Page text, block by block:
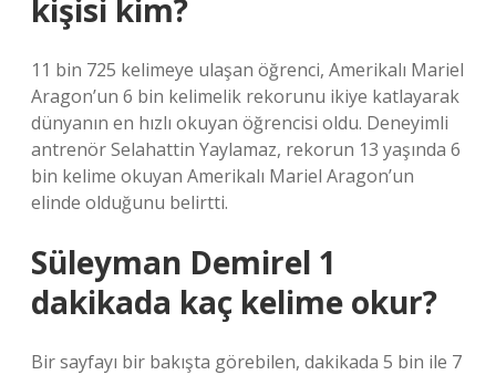
kişisi kim?
11 bin 725 kelimeye ulaşan öğrenci, Amerikalı Mariel
Aragon’un 6 bin kelimelik rekorunu ikiye katlayarak
dünyanın en hızlı okuyan öğrencisi oldu. Deneyimli
antrenör Selahattin Yaylamaz, rekorun 13 yaşında 6
bin kelime okuyan Amerikalı Mariel Aragon’un
elinde olduğunu belirtti.
Süleyman Demirel 1
dakikada kaç kelime okur?
Bir sayfayı bir bakışta görebilen, dakikada 5 bin ile 7